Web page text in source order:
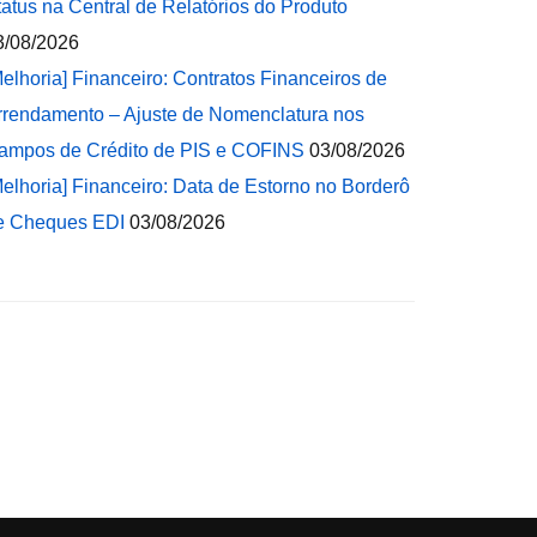
na Central de Relatórios do Produto
08/2026
Financeiro: Contratos Financeiros de
– Ajuste de Nomenclatura nos
de Crédito de PIS e COFINS 03/08/2026
Financeiro: Data de Estorno no Borderô
Cheques EDI 03/08/2026